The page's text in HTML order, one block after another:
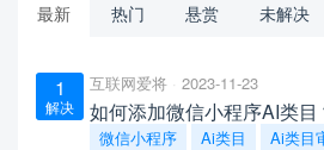
最新 热门 悬赏 未解决
1
解决
互联网爱将 2023-11-23
如何添加微信小程序AI类目
微信小程序 Ai类目 Ai类目